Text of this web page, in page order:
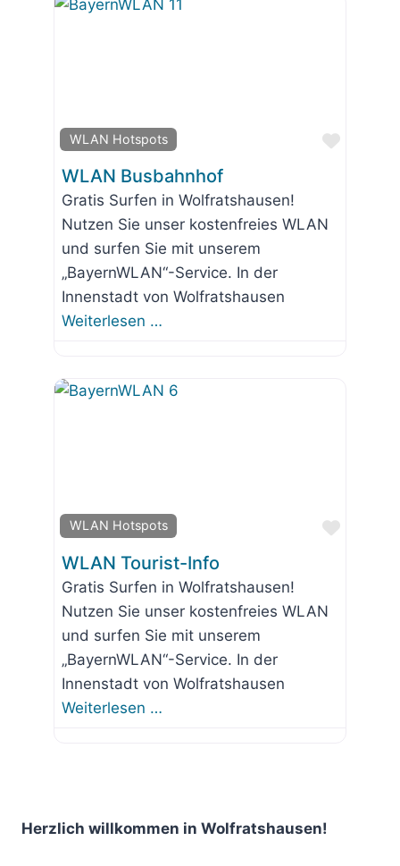
WLAN Hotspots
Favorit
WLAN Busbahnhof
Gratis Surfen in Wolfratshausen!
Nutzen Sie unser kostenfreies WLAN
und surfen Sie mit unserem
„BayernWLAN“-Service. In der
Innenstadt von Wolfratshausen
Weiterlesen …
WLAN Hotspots
Favorit
WLAN Tourist-Info
Gratis Surfen in Wolfratshausen!
Nutzen Sie unser kostenfreies WLAN
und surfen Sie mit unserem
„BayernWLAN“-Service. In der
Innenstadt von Wolfratshausen
Weiterlesen …
Herzlich willkommen in Wolfratshausen!